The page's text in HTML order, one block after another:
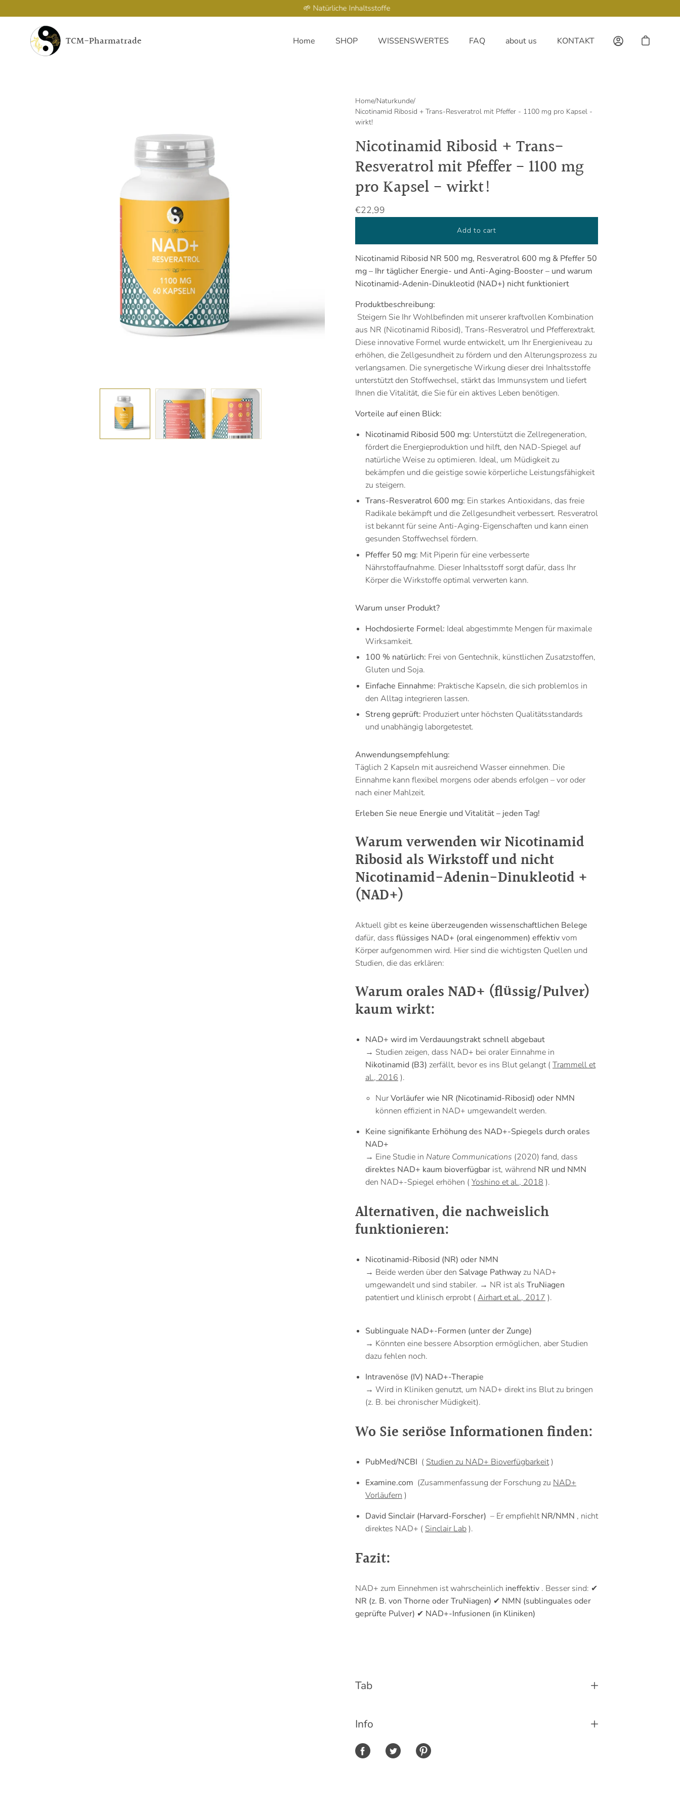
to
🌱 Natürliche Inhaltsstoffe
TCM-Pharmatrade Home SHOP WISSENSWERTES FAQ about us KONTAKT My AccountOpen cart
Home/Naturkunde/
Nicotinamid Ribosid + Trans-Resveratrol mit Pfeffer - 1100 mg pro Kapsel -
wirkt!
Nicotinamid Ribosid + Trans-
Resveratrol mit Pfeffer - 1100 mg
pro Kapsel - wirkt!
€22,99
Add to cart
Nicotinamid Ribosid NR 500 mg, Resveratrol 600 mg & Pfeffer 50
mg – Ihr täglicher Energie- und Anti-Aging-Booster – und warum
Nicotinamid-Adenin-Dinukleotid (NAD+) nicht funktioniert
Produktbeschreibung:
Steigern Sie Ihr Wohlbefinden mit unserer kraftvollen Kombination
aus NR (Nicotinamid Ribosid), Trans-Resveratrol und Pfefferextrakt.
Diese innovative Formel wurde entwickelt, um Ihr Energieniveau zu
erhöhen, die Zellgesundheit zu fördern und den Alterungsprozess zu
verlangsamen. Die synergetische Wirkung dieser drei Inhaltsstoffe
unterstützt den Stoffwechsel, stärkt das Immunsystem und liefert
Ihnen die Vitalität, die Sie für ein aktives Leben benötigen.
Vorteile auf einen Blick:
Nicotinamid Ribosid 500 mg: Unterstützt die Zellregeneration,
fördert die Energieproduktion und hilft, den NAD-Spiegel auf
natürliche Weise zu optimieren. Ideal, um Müdigkeit zu
bekämpfen und die geistige sowie körperliche Leistungsfähigkeit
zu steigern.
Trans-Resveratrol 600 mg: Ein starkes Antioxidans, das freie
Radikale bekämpft und die Zellgesundheit verbessert. Resveratrol
ist bekannt für seine Anti-Aging-Eigenschaften und kann einen
gesunden Stoffwechsel fördern.
Pfeffer 50 mg: Mit Piperin für eine verbesserte
Nährstoffaufnahme. Dieser Inhaltsstoff sorgt dafür, dass Ihr
Körper die Wirkstoffe optimal verwerten kann.
Warum unser Produkt?
Hochdosierte Formel: Ideal abgestimmte Mengen für maximale
Wirksamkeit.
100 % natürlich: Frei von Gentechnik, künstlichen Zusatzstoffen,
Gluten und Soja.
Einfache Einnahme: Praktische Kapseln, die sich problemlos in
den Alltag integrieren lassen.
Streng geprüft: Produziert unter höchsten Qualitätsstandards
und unabhängig laborgetestet.
Anwendungsempfehlung:
Täglich 2 Kapseln mit ausreichend Wasser einnehmen. Die
Einnahme kann flexibel morgens oder abends erfolgen – vor oder
nach einer Mahlzeit.
Erleben Sie neue Energie und Vitalität – jeden Tag!
Warum verwenden wir Nicotinamid
Ribosid als Wirkstoff und nicht
Nicotinamid-Adenin-Dinukleotid +
(NAD+)
Aktuell gibt es keine überzeugenden wissenschaftlichen Belege
dafür, dass flüssiges NAD+ (oral eingenommen) effektivvom
Körper aufgenommen wird. Hier sind die wichtigsten Quellen und
Studien, die das erklären:
Warum orales NAD+ (flüssig/Pulver)
kaum wirkt:
NAD+ wird im Verdauungstrakt schnell abgebaut
→ Studien zeigen, dass NAD+ bei oraler Einnahme in
Nikotinamid (B3) zerfällt, bevor es ins Blut gelangt ( Trammell et
al., 2016 ).
NurVorläufer wie NR (Nicotinamid-Ribosid) oder NMN
können effizient in NAD+ umgewandelt werden.
Keine signifikante Erhöhung des NAD+-Spiegels durch orales
NAD+
→ Eine Studie in Nature Communications (2020) fand, dass
direktes NAD+ kaum bioverfügbar ist, während NR und NMN
den NAD+-Spiegel erhöhen ( Yoshino et al., 2018 ).
Alternativen, die nachweislich
funktionieren:
Nicotinamid-Ribosid (NR) oder NMN
→ Beide werden über den Salvage Pathway zu NAD+
umgewandelt und sind stabiler. → NR ist als TruNiagen
patentiert und klinisch erprobt ( Airhart et al., 2017 ).
Sublinguale NAD+-Formen (unter der Zunge)
→ Könnten eine bessere Absorption ermöglichen, aber Studien
dazu fehlen noch.
Intravenöse (IV) NAD+-Therapie
→ Wird in Kliniken genutzt, um NAD+ direkt ins Blut zu bringen
(z. B. bei chronischer Müdigkeit).
Wo Sie seriöse Informationen finden:
PubMed/NCBI ( Studien zu NAD+ Bioverfügbarkeit)
Examine.com (Zusammenfassung der Forschung zu NAD+
Vorläufern )
David Sinclair (Harvard-Forscher) – Er empfiehltNR/NMN , nicht
direktes NAD+ ( Sinclair Lab).
Fazit:
NAD+ zum Einnehmen ist wahrscheinlich ineffektiv . Besser sind: ✔
NR (z. B. von Thorne oder TruNiagen) ✔ NMN (sublinguales oder
geprüfte Pulver) ✔ NAD+-Infusionen (in Kliniken)
Tab
Info
Share on FacebookShare on TwitterShare on Pinterest